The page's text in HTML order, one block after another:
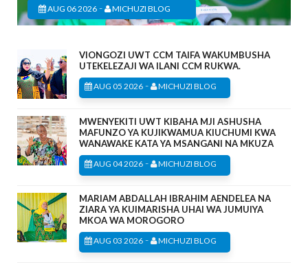
AUG 06 2026 - MICHUZI BLOG
VIONGOZI UWT CCM TAIFA WAKUMBUSHA
UTEKELEZAJI WA ILANI CCM RUKWA.
AUG 05 2026 - MICHUZI BLOG
MWENYEKITI UWT KIBAHA MJI ASHUSHA
MAFUNZO YA KUJIKWAMUA KIUCHUMI KWA
WANAWAKE KATA YA MSANGANI NA MKUZA
AUG 04 2026 - MICHUZI BLOG
MARIAM ABDALLAH IBRAHIM AENDELEA NA
ZIARA YA KUIMARISHA UHAI WA JUMUIYA
MKOA WA MOROGORO
AUG 03 2026 - MICHUZI BLOG